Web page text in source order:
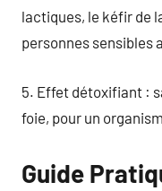
lactiques, le kéfir de
personnes sensibles
5. Effet détoxifiant :
foie, pour un
Guide